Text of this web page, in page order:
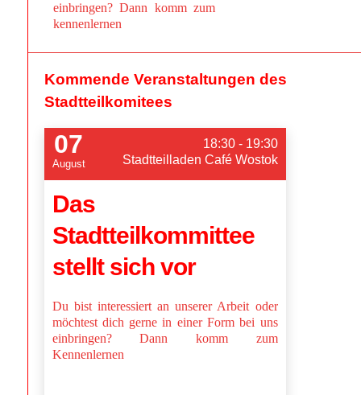
einbringen? Dann komm zum
kennenlernen
Kommende Veranstaltungen des
Stadtteilkomitees
07
August
18:30 - 19:30
Stadtteilladen Café Wostok
Das
Stadtteilkommittee
stellt sich vor
Du bist interessiert an unserer Arbeit oder
möchtest dich gerne in einer Form bei uns
einbringen? Dann komm zum
Kennenlernen